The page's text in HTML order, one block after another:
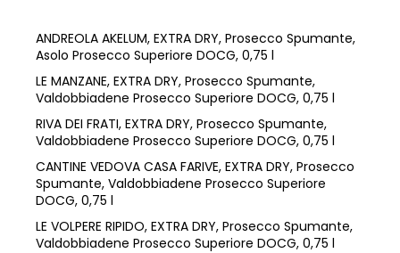
ANDREOLA AKELUM, EXTRA DRY, Prosecco Spumante,
Asolo Prosecco Superiore DOCG, 0,75 l
LE MANZANE, EXTRA DRY, Prosecco Spumante,
Valdobbiadene Prosecco Superiore DOCG, 0,75 l
RIVA DEI FRATI, EXTRA DRY, Prosecco Spumante,
Valdobbiadene Prosecco Superiore DOCG, 0,75 l
CANTINE VEDOVA CASA FARIVE, EXTRA DRY, Prosecco
Spumante, Valdobbiadene Prosecco Superiore
DOCG, 0,75 l
LE VOLPERE RIPIDO, EXTRA DRY, Prosecco Spumante,
Valdobbiadene Prosecco Superiore DOCG, 0,75 l